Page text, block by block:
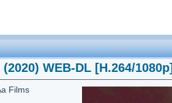
WEB-DL [H.264/1080p]
Films